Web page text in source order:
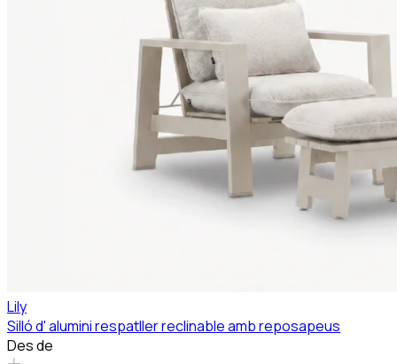
Lily
Silló d' alumini respatller reclinable amb reposapeus
Des de